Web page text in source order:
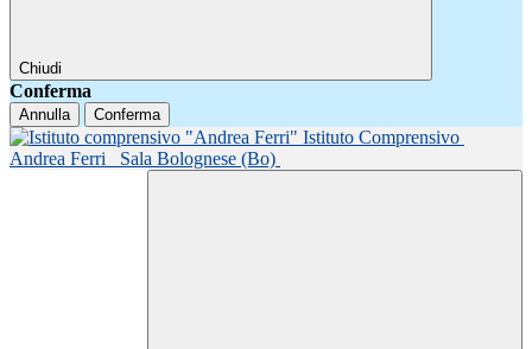
Chiudi
Conferma
Annulla Conferma
Istituto Comprensivo
Andrea Ferri
Sala Bolognese (Bo)